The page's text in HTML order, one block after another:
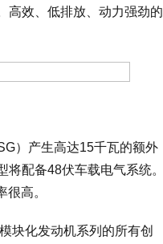
高效、低排放、动力强劲的
）产生高达15千瓦的额外
配备48伏车载电气系统。
高。
块化发动机系列的所有创